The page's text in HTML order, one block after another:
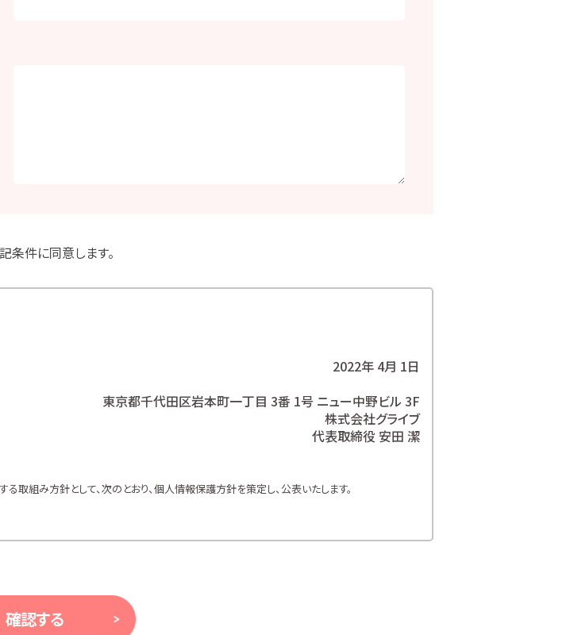
条件に同意します。
2022年 4月 1日
東京都千代田区岩本町一丁目 3番 1号 ニュー中野ビル 3F
株式会社グライブ
代表取締役 安田 潔
取組み方針として、次のとおり、個人情報保護方針を策定し、公表いたします。
取引業者の社内規程並びにこの個人情報保護方針を遵守いたします。
合を除き、利用目的の達成に必要な範囲内でお客様の個人情報を取り扱います。
を行うため
確認する